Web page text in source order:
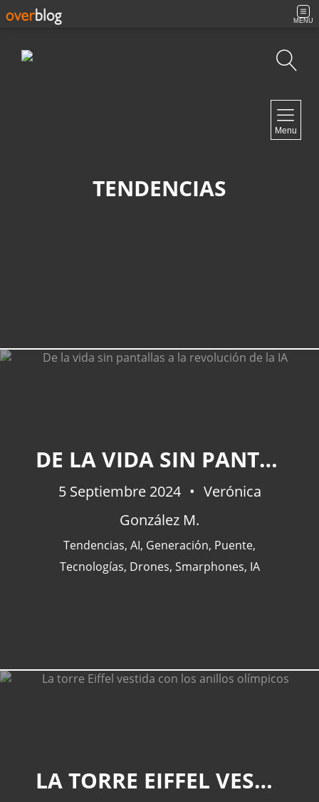
MENU
Menu
TENDENCIAS
DE LA VIDA SIN PANTALLAS A LA REVOLUCIÓN DE LA IA
5 Septiembre 2024
Verónica
González M.
Tendencias, AI, Generación, Puente,
Tecnologías, Drones, Smarphones, IA
LA TORRE EIFFEL VESTIDA CON LOS ANILLOS OLÍMPICOS
Actualidad(227)
España(77)
Barcelona(47)
Venezuela(43)